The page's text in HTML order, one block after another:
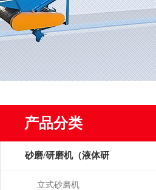
产品分类
砂磨/研磨机（液体研
磨）立式砂磨机